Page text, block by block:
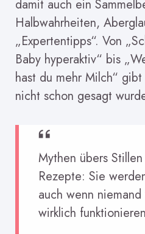
damit auch ein
Halbwahrheiten,
„Expertentipps“. Von
Baby hyperaktiv“ bis
hast du mehr Milch“
nicht schon gesagt
Mythen übers
Rezepte: Sie
auch wenn
wirklich